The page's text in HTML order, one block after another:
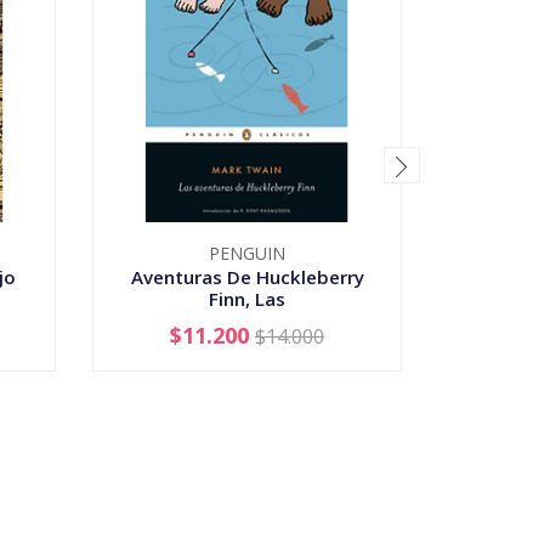
PENGUIN
Aventuras De Huckleberry
Finn, Las
+
$11.200 $14.000